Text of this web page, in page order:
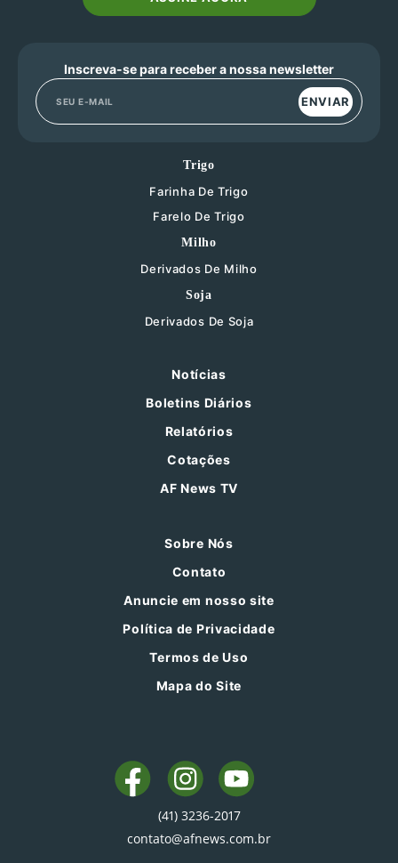
Inscreva-se para receber a nossa newsletter
ENVIAR
Trigo
Farinha De Trigo
Farelo De Trigo
Milho
Derivados De Milho
Soja
Derivados De Soja
Notícias
Boletins Diários
Relatórios
Cotações
AF News TV
Sobre Nós
Contato
Anuncie em nosso site
Política de Privacidade
Termos de Uso
Mapa do Site
(41) 3236-2017
contato@afnews.com.br